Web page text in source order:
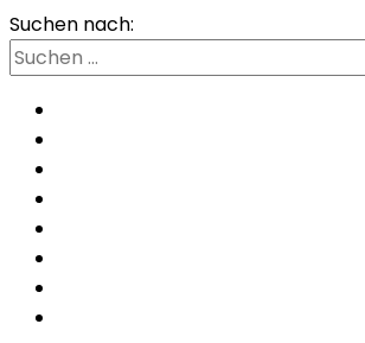
Suchen nach: